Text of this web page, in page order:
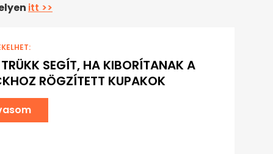
itt >>
SEGÍT, HA KIBORÍTANAK A
RÖGZÍTETT KUPAKOK